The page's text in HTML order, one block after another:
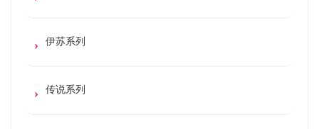
伊苏系列
传说系列